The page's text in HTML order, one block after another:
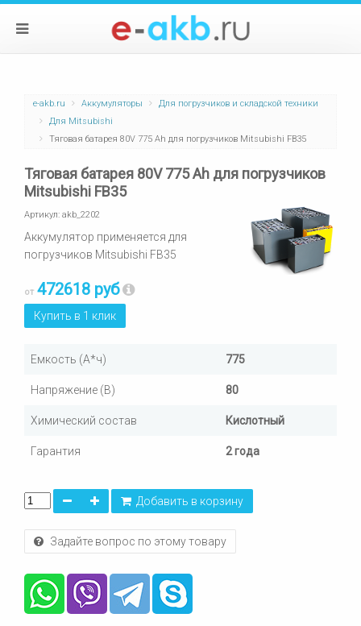
e-akb.ru Аккумуляторы
Для погрузчиков и складской техники
Для Mitsubishi
Тяговая батарея 80V 775 Ah для погрузчиков Mitsubishi FB35
Тяговая батарея 80V 775 Ah для погрузчиков
Mitsubishi FB35
Артикул: akb_2202
Аккумулятор применяется для
погрузчиков Mitsubishi FB35
от 472618 руб
Купить в 1 клик
Емкость (А*ч) 775
Напряжение (В) 80
Химический состав Кислотный
Гарантия 2 года
Добавить в корзину
Задайте вопрос по этому товару